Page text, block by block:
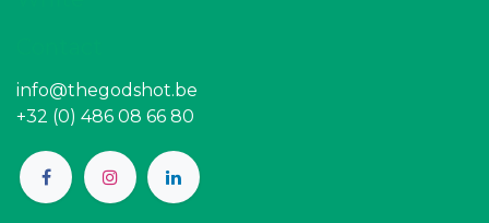
info@thegodshot.be
+32 (0) 486 08 66 80